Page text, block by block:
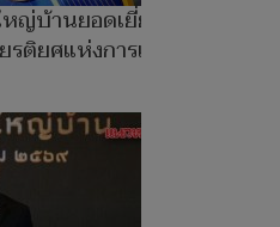
บ้านยอดเยี่ยม
ติยศแห่งการเสีย